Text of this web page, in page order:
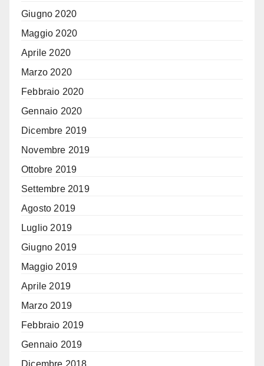
Giugno 2020
Maggio 2020
Aprile 2020
Marzo 2020
Febbraio 2020
Gennaio 2020
Dicembre 2019
Novembre 2019
Ottobre 2019
Settembre 2019
Agosto 2019
Luglio 2019
Giugno 2019
Maggio 2019
Aprile 2019
Marzo 2019
Febbraio 2019
Gennaio 2019
Dicembre 2018